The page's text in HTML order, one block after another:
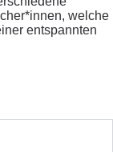
welche
entspannten